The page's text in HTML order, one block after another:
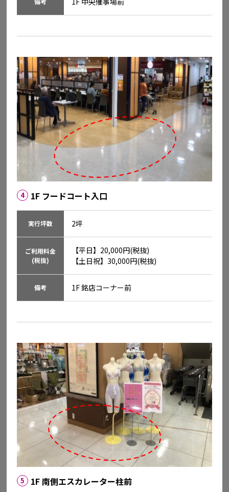
イオンスタイル岡山青江
詳細を見る
イオンモール高松
香川県高松市香西本町1-1
4 1F フードコート入口
実行坪数 2坪
ご利用料金
(税抜)
【平日】20,000円(税抜)
【土日祝】30,000円(税抜)
備考 1F 銘店コーナー前
5 1F 南側エスカレーター柱前